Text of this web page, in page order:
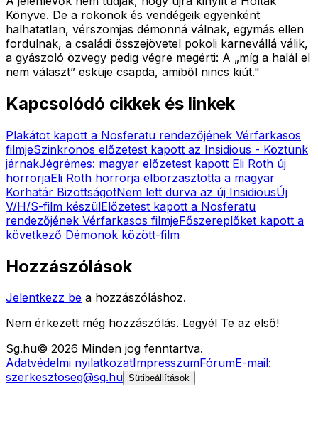
Könyve. De a rokonok és vendégeik egyenként
halhatatlan, vérszomjas démonná válnak, egymás ellen
fordulnak, a családi összejövetel pokoli karnevállá válik,
a gyászoló özvegy pedig végre megérti: A „míg a halál el
nem választ” esküje csapda, amiből nincs kiút."
Kapcsolódó cikkek és linkek
Plakátot kapott a Nosferatu rendezőjének Vérfarkasos
filmjeSzinkronos előzetest kapott az Insidious - Köztünk
járnakJégrémes: magyar előzetest kapott Eli Roth új
horrorjaEli Roth horrorja elborzasztotta a magyar
Korhatár BizottságotNem lett durva az új InsidiousÚj
V/H/S-film készülElőzetest kapott a Nosferatu
rendezőjének Vérfarkasos filmjeFőszereplőket kapott a
következő Démonok között-film
Hozzászólások
Jelentkezz be a hozzászóláshoz.
Nem érkezett még hozzászólás. Legyél Te az első!
Sg.hu© 2026 Minden jog fenntartva.
Adatvédelmi nyilatkozatImpresszumFórumE-mail:
szerkesztoseg@sg.hu Sütibeállítások